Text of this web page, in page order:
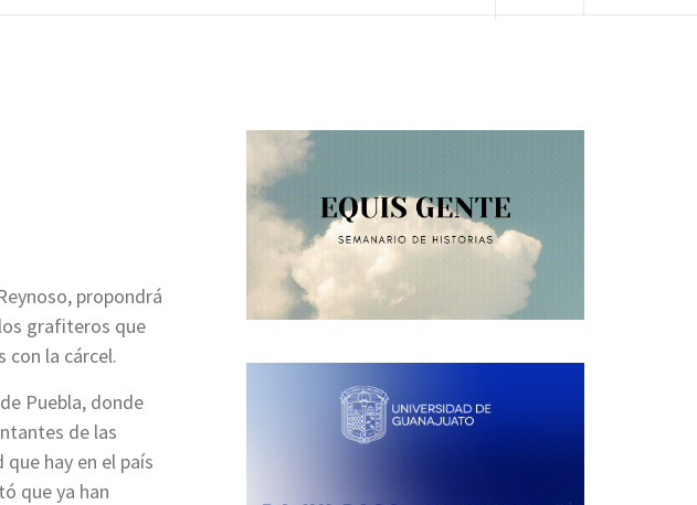
propondrá
grafiteros que
con la cárcel.
Puebla, donde
de las
hay en el país
que ya han